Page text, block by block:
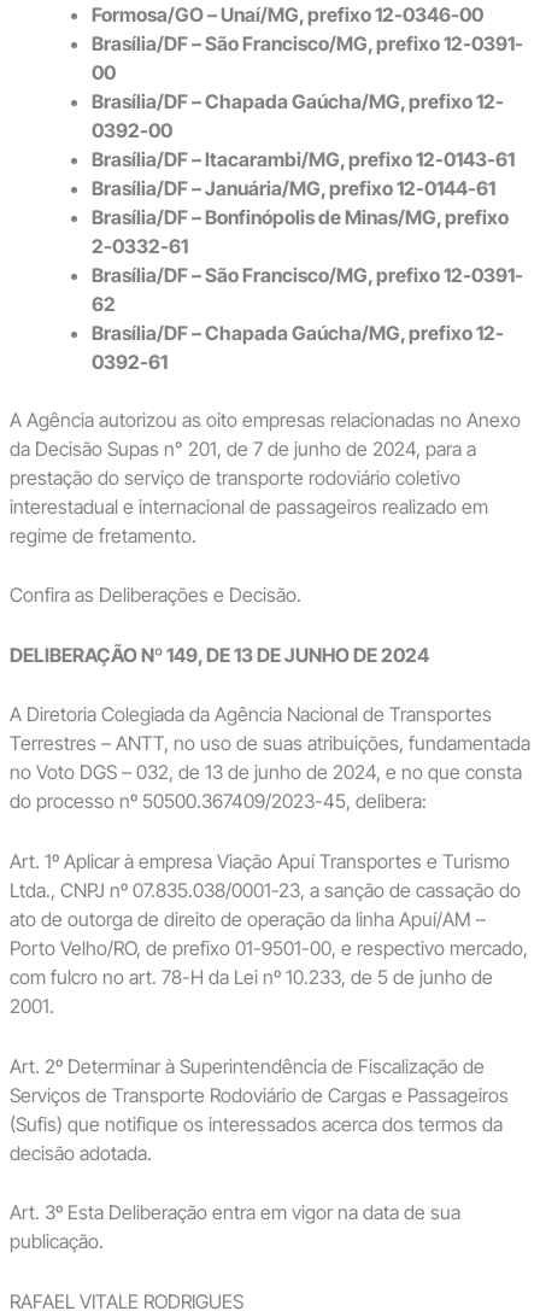
Formosa/GO – Unaí/MG, prefixo 12-0346-00
Brasília/DF – São Francisco/MG, prefixo 12-0391-
00
Brasília/DF – Chapada Gaúcha/MG, prefixo 12-
0392-00
Brasília/DF – Itacarambi/MG, prefixo 12-0143-61
Brasília/DF – Januária/MG, prefixo 12-0144-61
Brasília/DF – Bonfinópolis de Minas/MG, prefixo
2-0332-61
Brasília/DF – São Francisco/MG, prefixo 12-0391-
62
Brasília/DF – Chapada Gaúcha/MG, prefixo 12-
0392-61
A Agência autorizou as oito empresas relacionadas no Anexo
da Decisão Supas n° 201, de 7 de junho de 2024, para a
prestação do serviço de transporte rodoviário coletivo
interestadual e internacional de passageiros realizado em
regime de fretamento.
Confira as Deliberações e Decisão.
DELIBERAÇÃO Nº 149, DE 13 DE JUNHO DE 2024
A Diretoria Colegiada da Agência Nacional de Transportes
Terrestres – ANTT, no uso de suas atribuições, fundamentada
no Voto DGS – 032, de 13 de junho de 2024, e no que consta
do processo nº 50500.367409/2023-45, delibera:
Art. 1º Aplicar à empresa Viação Apuí Transportes e Turismo
Ltda., CNPJ nº 07.835.038/0001-23, a sanção de cassação do
ato de outorga de direito de operação da linha Apuí/AM –
Porto Velho/RO, de prefixo 01-9501-00, e respectivo mercado,
com fulcro no art. 78-H da Lei nº 10.233, de 5 de junho de
2001.
Art. 2º Determinar à Superintendência de Fiscalização de
Serviços de Transporte Rodoviário de Cargas e Passageiros
(Sufis) que notifique os interessados acerca dos termos da
decisão adotada.
Art. 3º Esta Deliberação entra em vigor na data de sua
publicação.
RAFAEL VITALE RODRIGUES